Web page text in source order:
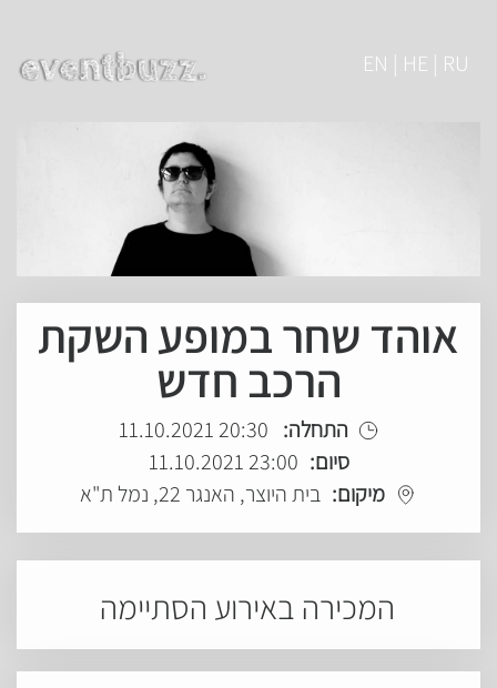
EN | HE | RU
אוהד שחר במופע השקת
הרכב חדש
התחלה: 20:30 11.10.2021
סיום: 23:00 11.10.2021
מיקום: בית היוצר, האנגר 22, נמל ת"א
המכירה באירוע הסתיימה